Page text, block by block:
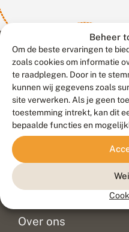
Beheer
Om de beste ervaringen te
zoals cookies om informatie
te raadplegen. Door in te
kunnen wij gegevens zoals
site verwerken. Als je geen
toestemming intrekt, kan dit
bepaalde functies en
Contact
Veelgestelde vragen
Doneer
Over ons
Meld
© 2026
Duurzaam ontwikkeld door
Blue